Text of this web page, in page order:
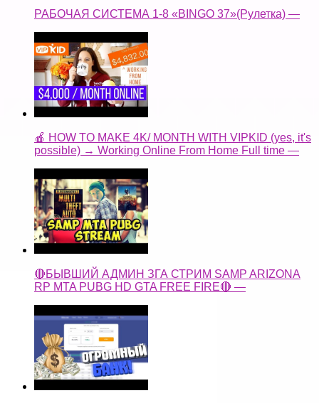
РАБОЧАЯ СИСТЕМА 1-8 «BINGO 37»(Рулетка) —
🍎 HOW TO MAKE 4K/ MONTH WITH VIPKID (yes, it's
possible) → Working Online From Home Full time —
🔴БЫВШИЙ АДМИН ЗГА СТРИМ SAMP ARIZONA
RP MTA PUBG HD GTA FREE FIRE🔴 —